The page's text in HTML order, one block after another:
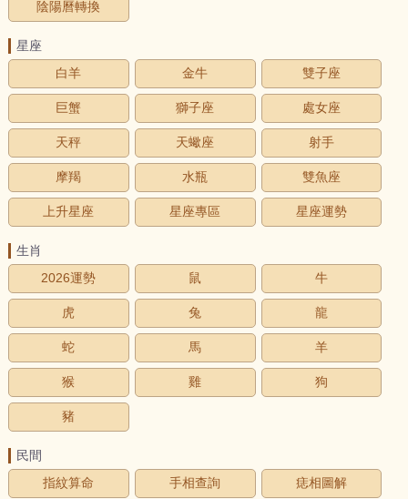
陰陽曆轉換
星座
白羊
金牛 雙子座
巨蟹 獅子座 處女座
天秤 天蠍座 射手
摩羯 水瓶 雙魚座
上升星座 星座專區 星座運勢
生肖
2026運勢
鼠 牛
虎 兔 龍
蛇 馬 羊
猴 雞 狗
豬
民間
指紋算命
手相查詢 痣相圖解